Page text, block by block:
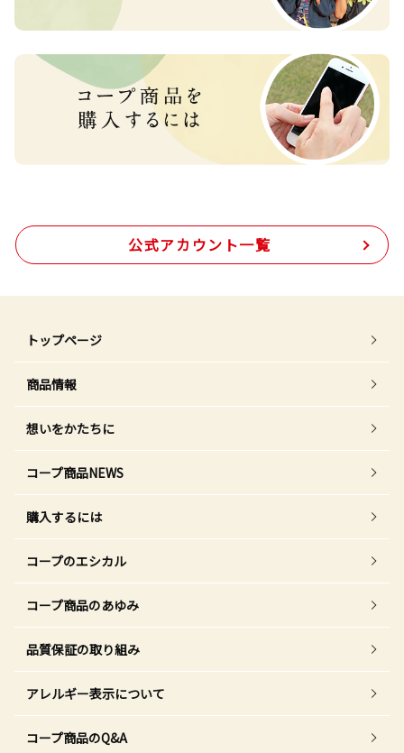
公式アカウント一覧
トップページ
商品情報
想いをかたちに
コープ商品NEWS
購入するには
コープのエシカル
コープ商品のあゆみ
品質保証の取り組み
アレルギー表示について
コープ商品のQ&A